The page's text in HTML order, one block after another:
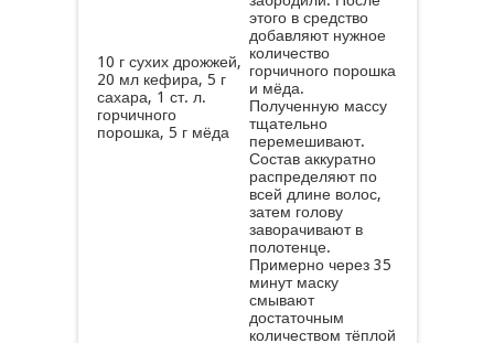
10 г сухих дрожжей,
20 мл кефира, 5 г
сахара, 1 ст. л.
горчичного
порошка, 5 г мёда
этого в средство
добавляют нужное
количество
горчичного порошка
и мёда.
Полученную массу
тщательно
перемешивают.
Состав аккуратно
распределяют по
всей длине волос,
затем голову
заворачивают в
полотенце.
Примерно через 35
минут маску
смывают
достаточным
количеством тёплой